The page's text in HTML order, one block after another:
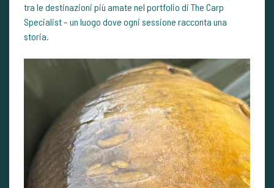
tra le destinazioni più amate nel portfolio di The Carp
Specialist – un luogo dove ogni sessione racconta una
storia.